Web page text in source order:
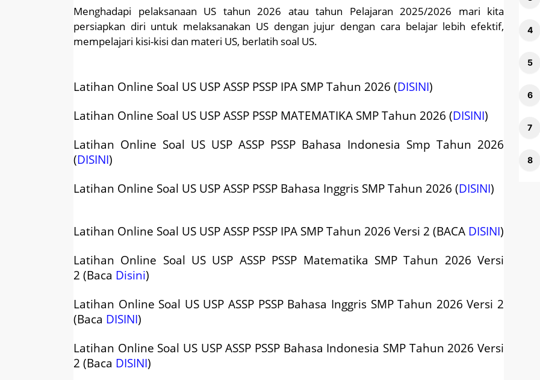
Menghadapi pelaksanaan US tahun 2026 atau tahun Pelajaran 2025/2026 mari kita
persiapkan diri untuk melaksanakan US dengan jujur dengan cara belajar lebih efektif,
mempelajari kisi-kisi dan materi US, berlatih soal US.
Latihan Online Soal US USP ASSP PSSP IPA SMP Tahun 2026 (DISINI)
Latihan Online Soal US USP ASSP PSSP MATEMATIKA SMP Tahun 2026 (DISINI)
Latihan Online Soal US USP ASSP PSSP Bahasa Indonesia Smp Tahun 2026
(DISINI)
Latihan Online Soal US USP ASSP PSSP Bahasa Inggris SMP Tahun 2026 (DISINI)
Latihan Online Soal US USP ASSP PSSP IPA SMP Tahun 2026 Versi 2 (BACA DISINI)
Latihan Online Soal US USP ASSP PSSP Matematika SMP Tahun 2026 Versi
2 (Baca Disini)
Latihan Online Soal US USP ASSP PSSPBahasa Inggris SMP Tahun 2026 Versi 2
(Baca DISINI)
Latihan Online Soal US USP ASSP PSSP Bahasa Indonesia SMP Tahun 2026 Versi
2 (Baca DISINI)